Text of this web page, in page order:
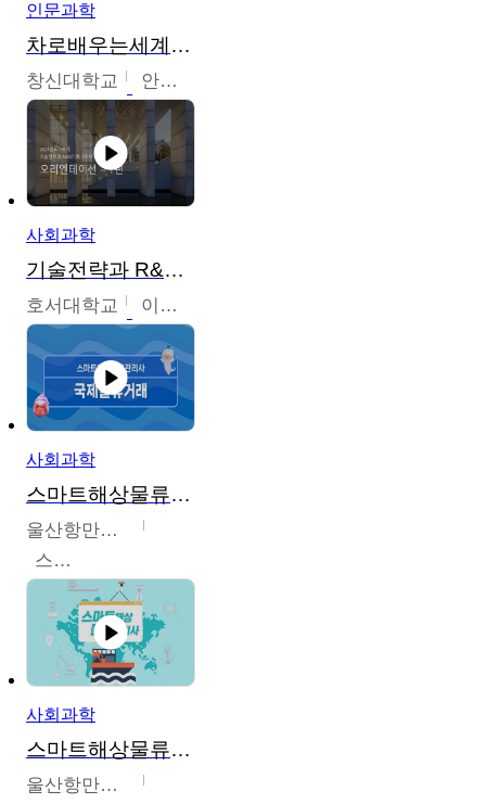
인문과학
차로배우는세계문화
창신대학교 안소영
사회과학
기술전략과 R&D기획
호서대학교 이원희
사회과학
스마트해상물류관리사 교육과정
울산항만공사
스마트해상물류관리사 교육위원회
사회과학
스마트해상물류관리사 교육과정2
울산항만공사